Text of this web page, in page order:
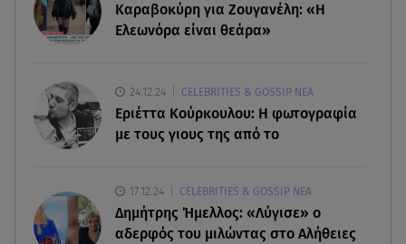
08.08.26 , 14:50
Κατερίνα Καινούργιου: Η Πάρος και το cool
08.08.26 , 14:25
Καιρός: Σε πορτοκαλί συναγερμό η χώρα για
φωτιές τα επόμενα 24ωρα
08.08.26 , 14:00
Summer fling: Γιατί να πεις ναι σε έναν
καλοκαιρινό έρωτα
Καραβοκύρη για Ζουγανέλη: «Η
Ελεωνόρα είναι θεάρα»
24.12.24 CELEBRITIES & GOSSIP ΝΕΑ
Εριέττα Κούρκουλου: Η φωτογραφία
με τους γιους της από το
17.12.24 CELEBRITIES & GOSSIP ΝΕΑ
Δημήτρης Ήμελλος: «Λύγισε» ο
αδερφός του μιλώντας στο Αλήθειες